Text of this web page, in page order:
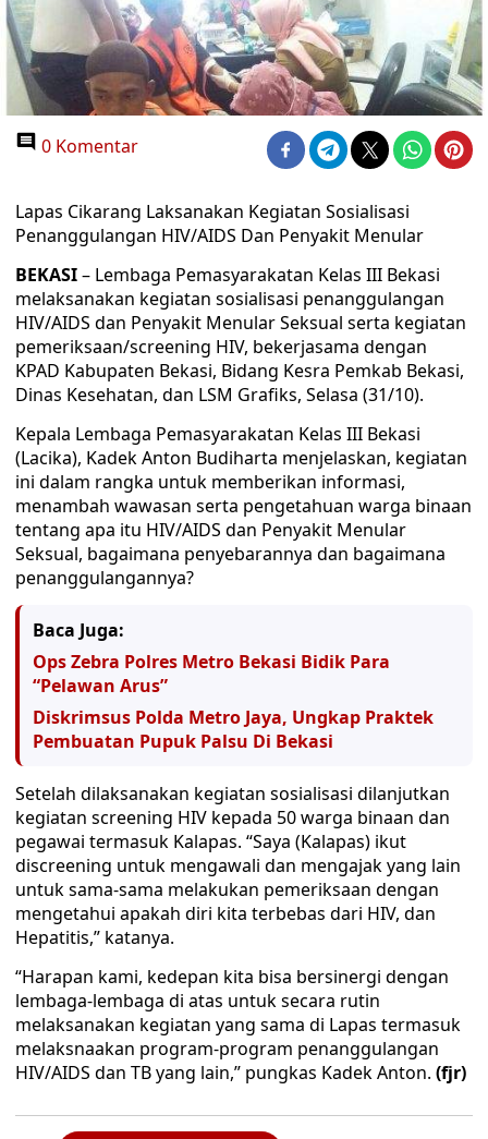
0 Komentar
Lapas Cikarang Laksanakan Kegiatan Sosialisasi
Penanggulangan HIV/AIDS Dan Penyakit Menular
BEKASI– Lembaga Pemasyarakatan Kelas III Bekasi
melaksanakan kegiatan sosialisasi penanggulangan
HIV/AIDS dan Penyakit Menular Seksual serta kegiatan
pemeriksaan/screening HIV, bekerjasama dengan
KPAD Kabupaten Bekasi, Bidang Kesra Pemkab Bekasi,
Dinas Kesehatan, dan LSM Grafiks, Selasa (31/10).
Kepala Lembaga Pemasyarakatan Kelas III Bekasi
(Lacika), Kadek Anton Budiharta menjelaskan, kegiatan
ini dalam rangka untuk memberikan informasi,
menambah wawasan serta pengetahuan warga binaan
tentang apa itu HIV/AIDS dan Penyakit Menular
Seksual, bagaimana penyebarannya dan bagaimana
penanggulangannya?
Baca Juga:
Ops Zebra Polres Metro Bekasi Bidik Para
“Pelawan Arus”
Diskrimsus Polda Metro Jaya, Ungkap Praktek
Pembuatan Pupuk Palsu Di Bekasi
Setelah dilaksanakan kegiatan sosialisasi dilanjutkan
kegiatan screening HIV kepada 50 warga binaan dan
pegawai termasuk Kalapas. “Saya (Kalapas) ikut
discreening untuk mengawali dan mengajak yang lain
untuk sama-sama melakukan pemeriksaan dengan
mengetahui apakah diri kita terbebas dari HIV, dan
Hepatitis,” katanya.
“Harapan kami, kedepan kita bisa bersinergi dengan
lembaga-lembaga di atas untuk secara rutin
melaksanakan kegiatan yang sama di Lapas termasuk
melaksnaakan program-program penanggulangan
HIV/AIDS dan TB yang lain,” pungkas Kadek Anton. (fjr)